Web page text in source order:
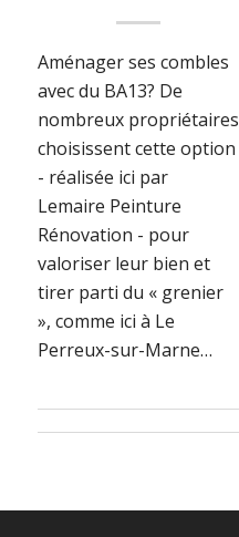
Aménager ses combles
avec du BA13? De
nombreux propriétaires
choisissent cette option
- réalisée ici par
Lemaire Peinture
Rénovation - pour
valoriser leur bien et
tirer parti du « grenier
», comme ici à Le
Perreux-sur-Marne…